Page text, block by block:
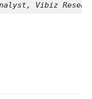
Vibiz